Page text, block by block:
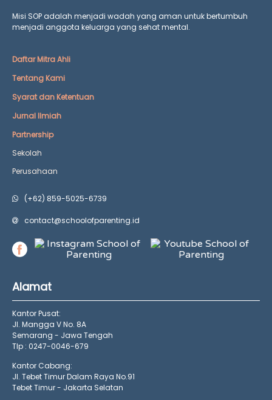
Misi SOP adalah menjadi wadah yang aman untuk bertumbuh
menjadi anggota keluarga yang sehat mental.
Daftar Mitra Ahli
Tentang Kami
Syarat dan Ketentuan
Jurnal Ilmiah
Partnership
Sekolah
Perusahaan
(+62) 859-5025-6739
contact@schoolofparenting.id
Alamat
Kantor Pusat:
Jl. Mangga V No. 8A
Semarang - Jawa Tengah
Tlp : 0247-0046-679
Kantor Cabang:
Jl. Tebet Timur Dalam Raya No.91
Tebet Timur - Jakarta Selatan